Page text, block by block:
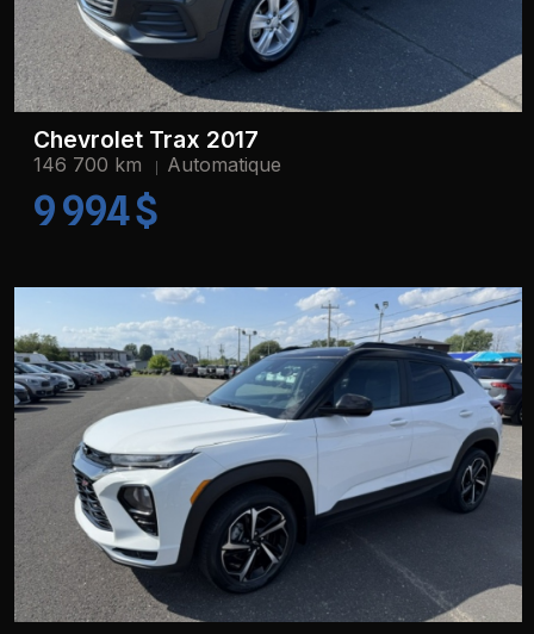
Chevrolet Trax 2017
146 700 km Automatique
9 994 $